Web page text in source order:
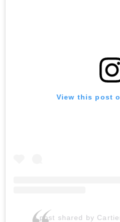
View this post
A post shared by